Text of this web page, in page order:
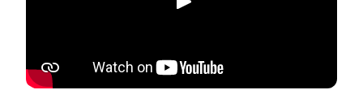
Reproduzir